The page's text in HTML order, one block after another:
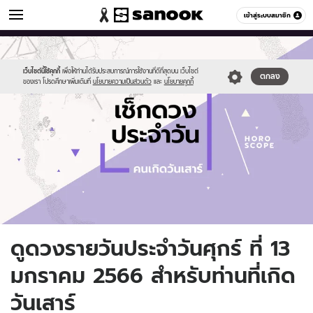
เข้าสู่ระบบสมาชิก
ดูดวง หมวดอื่นๆ
เว็บไซต์นี้ใช้คุกกี้ เพื่อให้ท่านได้รับประสบการณ์การใช้งานที่ดีที่สุดบน เว็บไซต์
ของเรา โปรดศึกษาเพิ่มเติมที่ นโยบายความเป็นส่วนตัว และ นโยบายคุกกี้
ตกลง
Sanook
//s.isanook.com/sr/0/images/logo-
new-
sanook.png
600
60
//s.isanook.com/ho/0/ud/fxd/day/daily-
horoscope-
saturday.jpg
ดูดวงรายวันประจำวันศุกร์ ที่ 13
มกราคม 2566 สำหรับท่านที่เกิด
วันเสาร์